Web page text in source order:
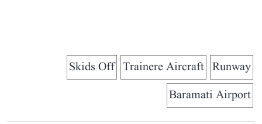
Runway
Trainere Aircraft
Skids Off
Baramati Airport